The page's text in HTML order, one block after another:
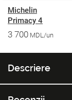
Michelin
Primacy 4
3 700 MDL/un
Descriere